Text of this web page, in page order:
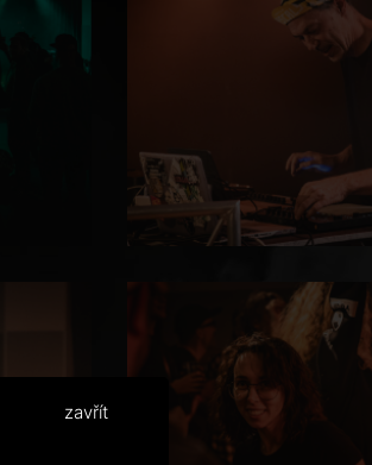
zavřít